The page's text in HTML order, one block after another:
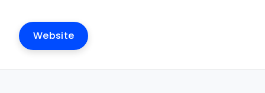
Website